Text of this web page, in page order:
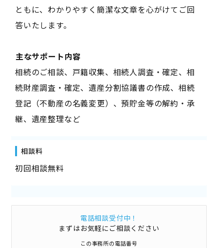
ともに、わかりやすく簡潔な文章を心がけてご回
答いたします。
――主なサポート内容――
相続のご相談、戸籍収集、相続人調査・確定、相
続財産調査・確定、遺産分割協議書の作成、相続
登記（不動産の名義変更）、預貯金等の解約・承
継、遺産整理など
相談料
初回相談無料
電話相談受付中！
まずはお気軽にご相談ください
この事務所の電話番号